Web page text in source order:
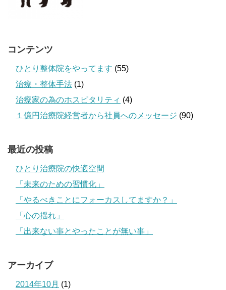
コンテンツ
ひとり整体院をやってます (55)
治療・整体手法 (1)
治療家の為のホスピタリティ (4)
１億円治療院経営者から社員へのメッセージ (90)
最近の投稿
ひとり治療院の快適空間
「未来のための習慣化」
「やるべきことにフォーカスしてますか？」
「心の揺れ」
「出来ない事とやったことが無い事」
アーカイブ
2014年10月 (1)